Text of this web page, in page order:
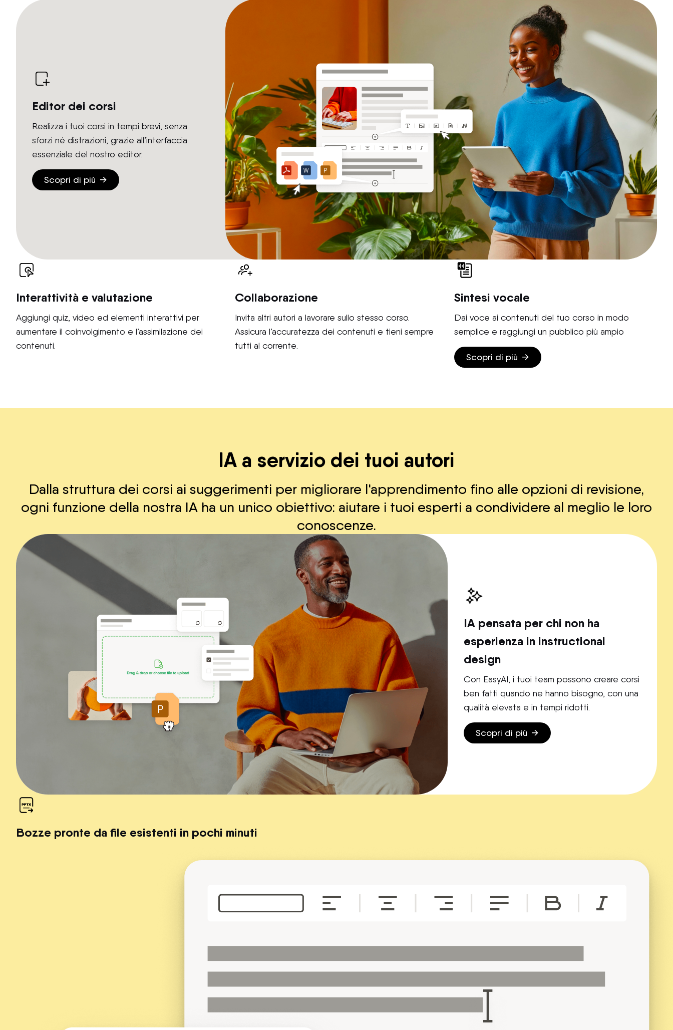
Editor dei corsi
Realizza i tuoi corsi in tempi brevi, senza
sforzi né distrazioni, grazie all’interfaccia
essenziale del nostro editor.
Scopri di più
Interattività e valutazione
Aggiungi quiz, video ed elementi interattivi per
aumentare il coinvolgimento e l’assimilazione dei
contenuti.
Collaborazione
Invita altri autori a lavorare sullo stesso corso.
Assicura l’accuratezza dei contenuti e tieni sempre
tutti al corrente.
Sintesi vocale
Dai voce ai contenuti del tuo corso in modo
semplice e raggiungi un pubblico più ampio
Scopri di più
IA a servizio dei tuoi autori
Dalla struttura dei corsi ai suggerimenti per migliorare l'apprendimento fino alle opzioni di revisione,
ogni funzione della nostra IA ha un unico obiettivo: aiutare i tuoi esperti a condividere al meglio le loro
conoscenze.
IA pensata per chi non ha
esperienza in instructional
design
Con EasyAI, i tuoi team possono creare corsi
ben fatti quando ne hanno bisogno, con una
qualità elevata e in tempi ridotti.
Scopri di più
Bozze pronte da file esistenti in pochi minuti